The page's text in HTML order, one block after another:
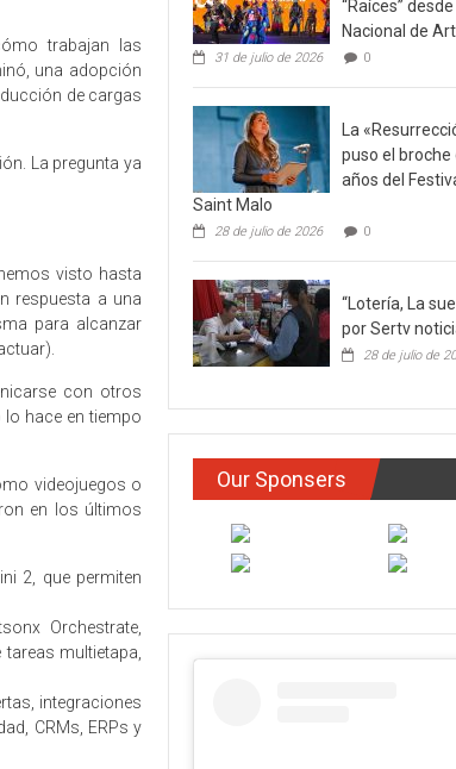
trabajan las
una adopción
de cargas
La pregunta ya
visto hasta
respuesta a una
para alcanzar
con otros
hace en tiempo
videojuegos o
en los últimos
2, que permiten
Orchestrate,
multietapa,
integraciones
CRMs, ERPs y
“Raíces”
Nacional de
31 de julio de 2026 0
La
puso el broche
años del
Saint Malo
28 de julio de 2026 0
“Lotería, La
por Sertv
28 de julio de
Our Sponsers